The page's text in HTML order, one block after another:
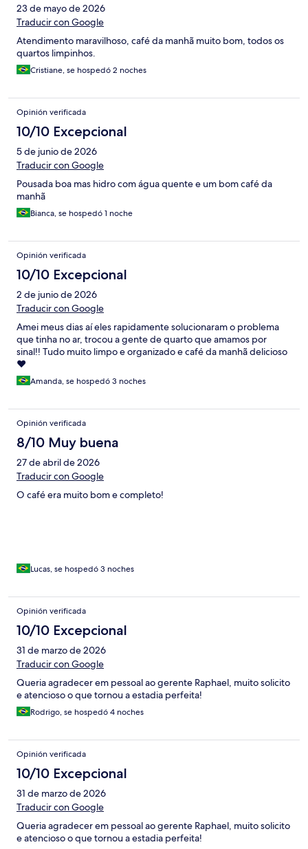
23 de mayo de 2026
Traducir con Google
Atendimento maravilhoso, café da manhã muito bom, todos os
quartos limpinhos.
Cristiane, se hospedó 2 noches
Opinión verificada
10/10 Excepcional
5 de junio de 2026
Traducir con Google
Pousada boa mas hidro com água quente e um bom café da
manhã
Bianca, se hospedó 1 noche
Opinión verificada
10/10 Excepcional
2 de junio de 2026
Traducir con Google
Amei meus dias aí eles rapidamente solucionaram o problema
que tinha no ar, trocou a gente de quarto que amamos por
sinal!! Tudo muito limpo e organizado e café da manhã delicioso
❤️
Amanda, se hospedó 3 noches
Opinión verificada
8/10 Muy buena
27 de abril de 2026
Traducir con Google
O café era muito bom e completo!
Lucas, se hospedó 3 noches
Opinión verificada
10/10 Excepcional
31 de marzo de 2026
Traducir con Google
Queria agradecer em pessoal ao gerente Raphael, muito solicito
e atencioso o que tornou a estadia perfeita!
Rodrigo, se hospedó 4 noches
Opinión verificada
10/10 Excepcional
31 de marzo de 2026
Traducir con Google
Queria agradecer em pessoal ao gerente Raphael, muito solicito
e atencioso o que tornou a estadia perfeita!